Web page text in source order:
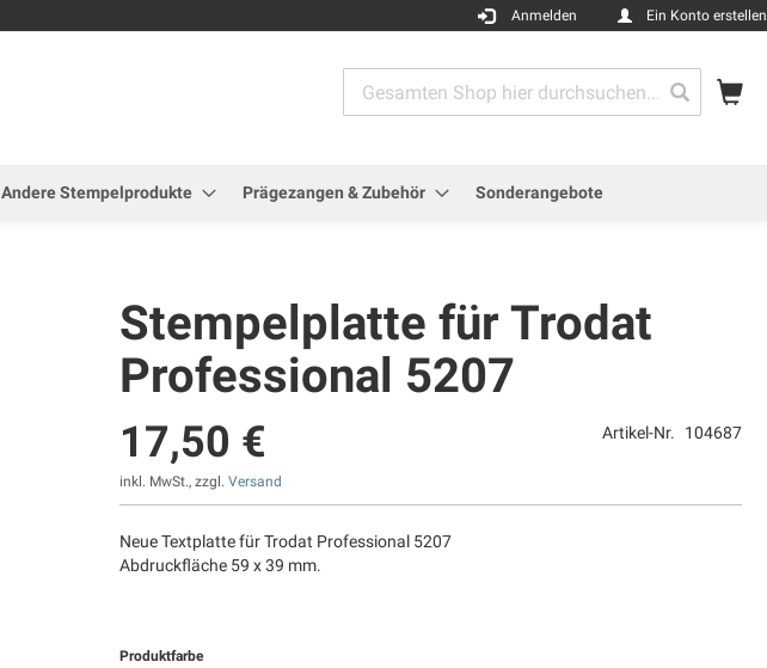
Anmelden Ein Konto erstellen
Search
Andere Stempelprodukte Prägezangen & Zubehör Sonderangebote
Stempelplatte für Trodat
Professional 5207
17,50 €
inkl. MwSt., zzgl.Versand
Artikel-Nr. 104687
Neue Textplatte für Trodat Professional 5207
Abdruckfläche 59 x 39 mm.
Produktfarbe